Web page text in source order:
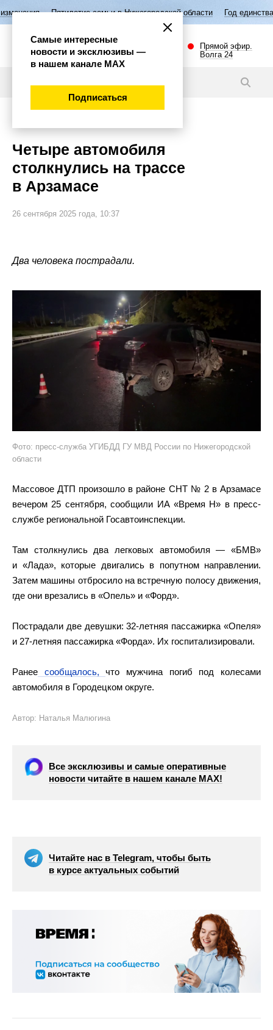
семьи в Нижегородской области Год единства народов России
Прямой эфир.
Волга 24
Четыре автомобиля
столкнулись на трассе
в Арзамасе
26 сентября 2025 года, 10:37
Два человека пострадали.
Фото: пресс-служба УГИБДД ГУ МВД России по Нижегородской
области
Массовое ДТП произошло в районе СНТ № 2 в Арзамасе
вечером 25 сентября, сообщили ИА «Время Н» в пресс-
службе региональной Госавтоинспекции.
Там столкнулись два легковых автомобиля — «БМВ»
и «Лада», которые двигались в попутном направлении.
Затем машины отбросило на встречную полосу движения,
где они врезались в «Опель» и «Форд».
Пострадали две девушки: 32-летняя пассажирка «Опеля»
и 27-летняя пассажирка «Форда». Их госпитализировали.
Ранее сообщалось,что мужчина погиб под колесами
автомобиля в Городецком округе.
Автор: Наталья Малюгина
Все эксклюзивы и самые оперативные
новости читайте в нашем канале МАХ!
Читайте нас в Telegram, чтобы быть
в курсе актуальных событий
Самые интересные
новости и эксклюзивы —
в нашем канале МАХ
Подписаться